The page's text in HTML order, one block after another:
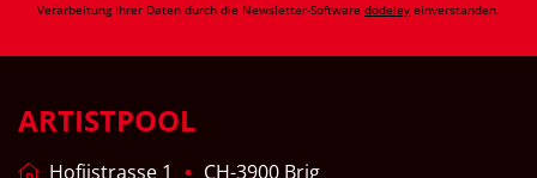
Verarbeitung Ihrer Daten durch die Newsletter-Software dodeley einverstanden.
ARTISTPOOL
Hofjistrasse 1 CH-3900 Brig